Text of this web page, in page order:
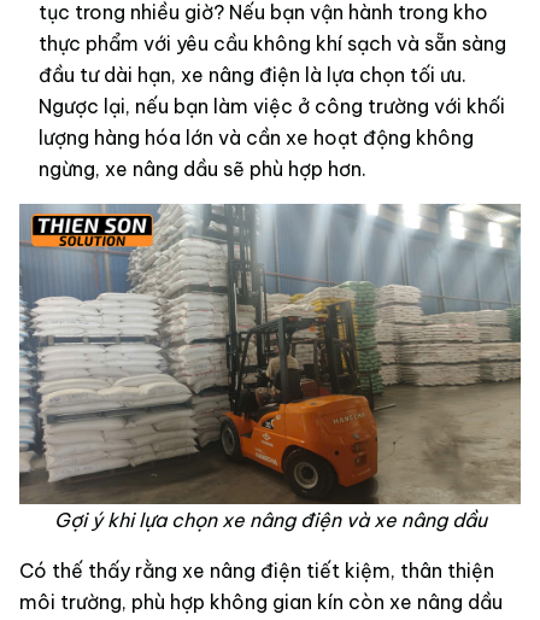
tục trong nhiều giờ? Nếu bạn vận hành trong kho
thực phẩm với yêu cầu không khí sạch và sẵn sàng
đầu tư dài hạn, xe nâng điện là lựa chọn tối ưu.
Ngược lại, nếu bạn làm việc ở công trường với khối
lượng hàng hóa lớn và cần xe hoạt động không
ngừng, xe nâng dầu sẽ phù hợp hơn.
Gợi ý khi lựa chọn xe nâng điện và xe nâng dầu
Có thế thấy rằng xe nâng điện tiết kiệm, thân thiện
môi trường, phù hợp không gian kín còn xe nâng dầu